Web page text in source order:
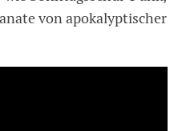
von apokalyptischer